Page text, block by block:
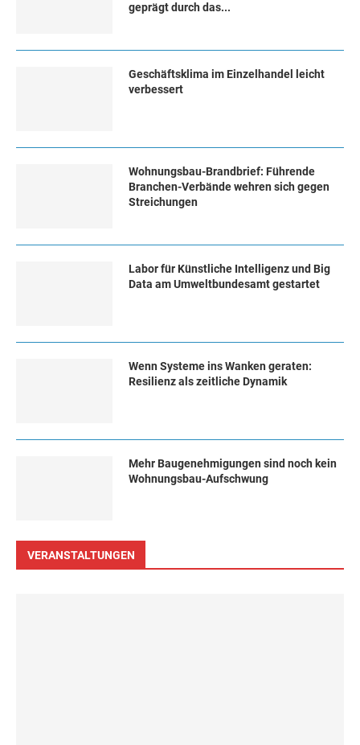
geprägt durch das...
Geschäftsklima im Einzelhandel leicht
verbessert
Wohnungsbau-Brandbrief: Führende
Branchen-Verbände wehren sich gegen
Streichungen
Labor für Künstliche Intelligenz und Big
Data am Umweltbundesamt gestartet
Wenn Systeme ins Wanken geraten:
Resilienz als zeitliche Dynamik
Mehr Baugenehmigungen sind noch kein
Wohnungsbau-Aufschwung
VERANSTALTUNGEN